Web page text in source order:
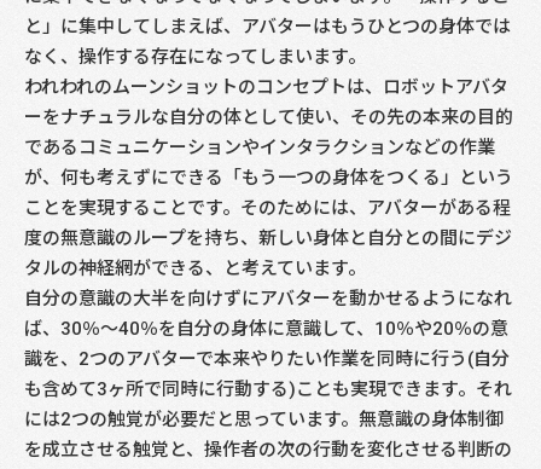
と」に集中してしまえば、アバターはもうひとつの身体では
なく、操作する存在になってしまいます。
われわれのムーンショットのコンセプトは、ロボットアバタ
ーをナチュラルな自分の体として使い、その先の本来の目的
であるコミュニケーションやインタラクションなどの作業
が、何も考えずにできる「もう一つの身体をつくる」という
ことを実現することです。そのためには、アバターがある程
度の無意識のループを持ち、新しい身体と自分との間にデジ
タルの神経網ができる、と考えています。
自分の意識の大半を向けずにアバターを動かせるようになれ
ば、30％～40％を自分の身体に意識して、10％や20％の意
識を、2つのアバターで本来やりたい作業を同時に行う(自分
も含めて3ヶ所で同時に行動する)ことも実現できます。それ
には2つの触覚が必要だと思っています。無意識の身体制御
を成立させる触覚と、操作者の次の行動を変化させる判断の